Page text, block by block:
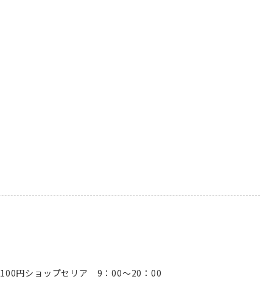
100円ショップセリア 9：00～20：00